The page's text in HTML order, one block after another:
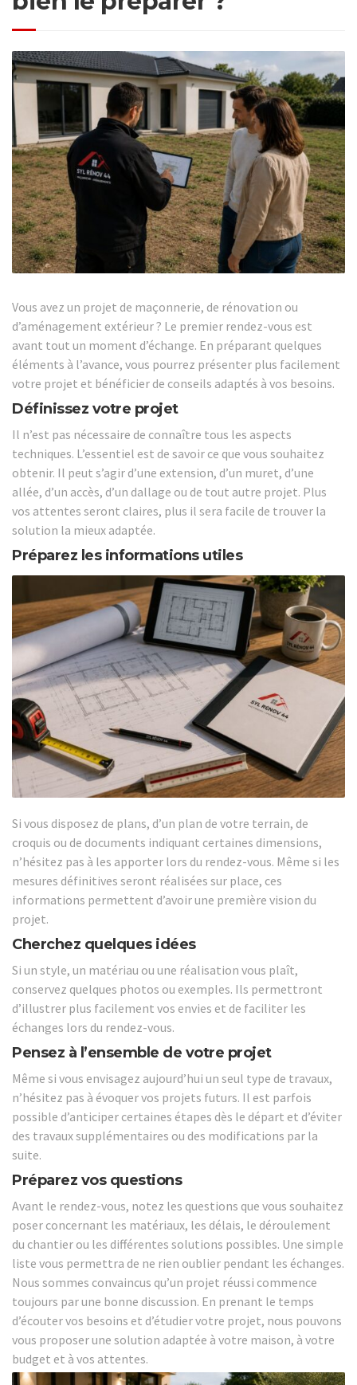
Vous avez un projet de maçonnerie, de rénovation ou
d’aménagement extérieur ? Le premier rendez-vous est
avant tout un moment d’échange. En préparant quelques
éléments à l’avance, vous pourrez présenter plus facilement
votre projet et bénéficier de conseils adaptés à vos besoins.
Définissez votre projet
Il n’est pas nécessaire de connaître tous les aspects
techniques. L’essentiel est de savoir ce que vous souhaitez
obtenir. Il peut s’agir d’une extension, d’un muret, d’une
allée, d’un accès, d’un dallage ou de tout autre projet. Plus
vos attentes seront claires, plus il sera facile de trouver la
solution la mieux adaptée.
Préparez les informations utiles
Si vous disposez de plans, d’un plan de votre terrain, de
croquis ou de documents indiquant certaines dimensions,
n’hésitez pas à les apporter lors du rendez-vous. Même si les
mesures définitives seront réalisées sur place, ces
informations permettent d’avoir une première vision du
projet.
Cherchez quelques idées
Si un style, un matériau ou une réalisation vous plaît,
conservez quelques photos ou exemples. Ils permettront
d’illustrer plus facilement vos envies et de faciliter les
échanges lors du rendez-vous.
Pensez à l’ensemble de votre projet
Même si vous envisagez aujourd’hui un seul type de travaux,
n’hésitez pas à évoquer vos projets futurs. Il est parfois
possible d’anticiper certaines étapes dès le départ et d’éviter
des travaux supplémentaires ou des modifications par la
suite.
Préparez vos questions
Avant le rendez-vous, notez les questions que vous souhaitez
poser concernant les matériaux, les délais, le déroulement
du chantier ou les différentes solutions possibles. Une simple
liste vous permettra de ne rien oublier pendant les échanges.
Nous sommes convaincus qu’un projet réussi commence
toujours par une bonne discussion. En prenant le temps
d’écouter vos besoins et d’étudier votre projet, nous pouvons
vous proposer une solution adaptée à votre maison, à votre
budget et à vos attentes.